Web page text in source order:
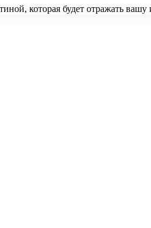
которая будет отражать